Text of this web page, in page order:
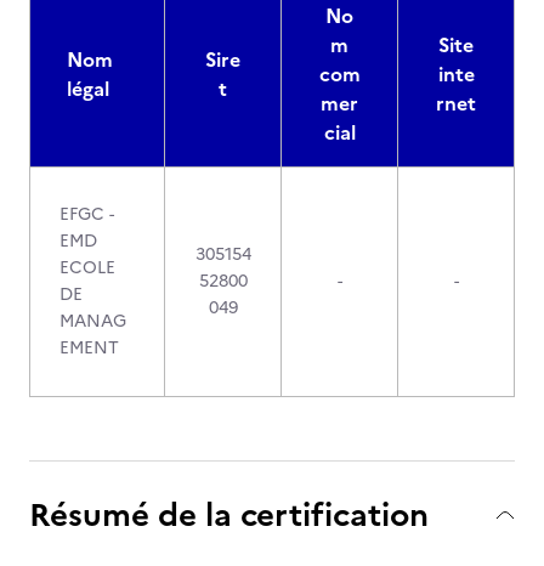
Nom
légal
Sire
t
No
m
com
mer
cial
Site
inte
rnet
EFGC -
EMD
ECOLE
DE
MANAG
EMENT
305154
52800
049
- -
Résumé de la certification